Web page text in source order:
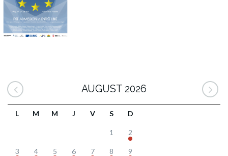
AUGUST 2026
L M M J V S D
1 2
3 4 5 6 7 8 9